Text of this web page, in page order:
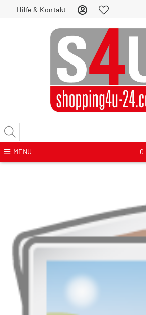
Hilfe & Kontakt
MENU 0